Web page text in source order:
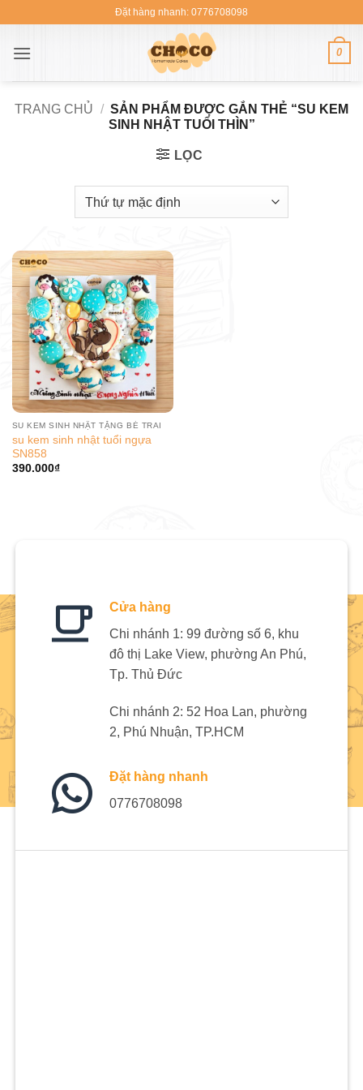
nội
Đặt hàng nhanh: 0776708098
0
TRANG CHỦ / SẢN PHẨM ĐƯỢC GẮN THẺ “SU KEM
SINH NHẬT TUỔI THÌN”
LỌC
SU KEM SINH NHẬT TẶNG BÉ TRAI
su kem sinh nhật tuổi ngựa
SN858
390.000₫
Cửa hàng
Chi nhánh 1: 99 đường số 6, khu
đô thị Lake View, phường An Phú,
Tp. Thủ Đức
Chi nhánh 2: 52 Hoa Lan, phường
2, Phú Nhuận, TP.HCM
Đặt hàng nhanh
0776708098